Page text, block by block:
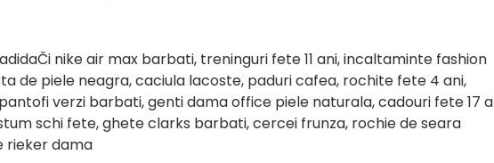
adidaČi nike air max barbati, treninguri fete 11 ani, incaltaminte fashion
de piele neagra, caciula lacoste, paduri cafea, rochite fete 4 ani,
verzi barbati, genti dama office piele naturala, cadouri fete 17
schi fete, ghete clarks barbati, cercei frunza, rochie de seara
rieker dama